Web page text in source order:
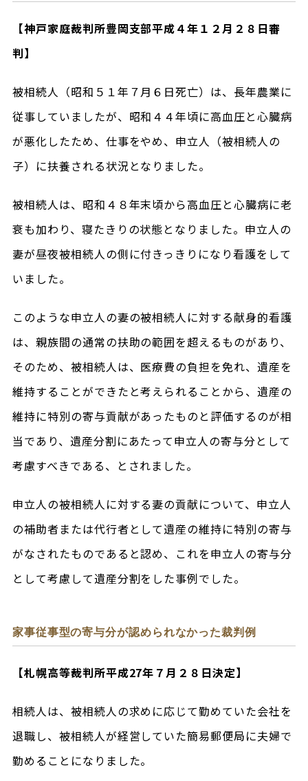
【神戸家庭裁判所豊岡支部平成４年１２月２８日審
判】
被相続人（昭和５１年７月６日死亡）は、長年農業に
従事していましたが、昭和４４年頃に高血圧と心臓病
が悪化したため、仕事をやめ、申立人（被相続人の
子）に扶養される状況となりました。
被相続人は、昭和４８年末頃から高血圧と心臓病に老
衰も加わり、寝たきりの状態となりました。申立人の
妻が昼夜被相続人の側に付きっきりになり看護をして
いました。
このような申立人の妻の被相続人に対する献身的看護
は、親族間の通常の扶助の範囲を超えるものがあり、
そのため、被相続人は、医療費の負担を免れ、遺産を
維持することができたと考えられることから、遺産の
維持に特別の寄与貢献があったものと評価するのが相
当であり、遺産分割にあたって申立人の寄与分として
考慮すべきである、とされました。
申立人の被相続人に対する妻の貢献について、申立人
の補助者または代行者として遺産の維持に特別の寄与
がなされたものであると認め、これを申立人の寄与分
として考慮して遺産分割をした事例でした。
家事従事型の寄与分が認められなかった裁判例
【札幌高等裁判所平成27年７月２８日決定】
相続人は、被相続人の求めに応じて勤めていた会社を
退職し、被相続人が経営していた簡易郵便局に夫婦で
勤めることになりました。